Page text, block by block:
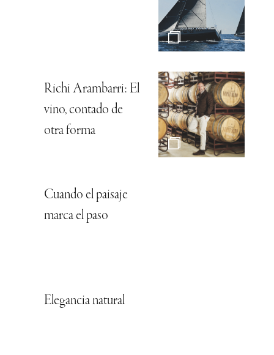
Richi Arambarri: El
vino, contado de
otra forma
Cuando el paisaje
marca el paso
Elegancia natural